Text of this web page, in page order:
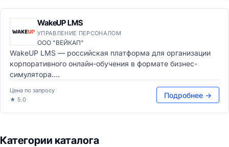
WakeUP LMS
УПРАВЛЕНИЕ ПЕРСОНАЛОМ
ООО "ВЕЙКАП"
WakeUP LMS — российская платформа для организации
корпоративного онлайн-обучения в формате бизнес-
симулятора....
Цена по запросу
★ 5.0
Подробнее →
Категории каталога